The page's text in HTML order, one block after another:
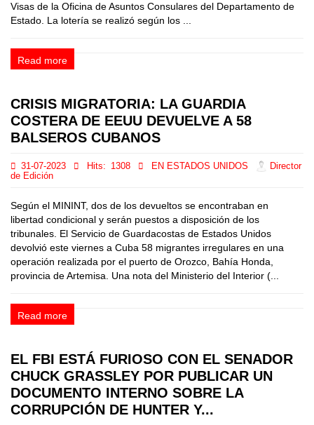
Visas de la Oficina de Asuntos Consulares del Departamento de
Estado. La lotería se realizó según los ...
Read more
CRISIS MIGRATORIA: LA GUARDIA
COSTERA DE EEUU DEVUELVE A 58
BALSEROS CUBANOS
31-07-2023 Hits: 1308 EN ESTADOS UNIDOS
Director
de Edición
Según el MININT, dos de los devueltos se encontraban en
libertad condicional y serán puestos a disposición de los
tribunales. El Servicio de Guardacostas de Estados Unidos
devolvió este viernes a Cuba 58 migrantes irregulares en una
operación realizada por el puerto de Orozco, Bahía Honda,
provincia de Artemisa. Una nota del Ministerio del Interior (...
Read more
EL FBI ESTÁ FURIOSO CON EL SENADOR
CHUCK GRASSLEY POR PUBLICAR UN
DOCUMENTO INTERNO SOBRE LA
CORRUPCIÓN DE HUNTER Y...